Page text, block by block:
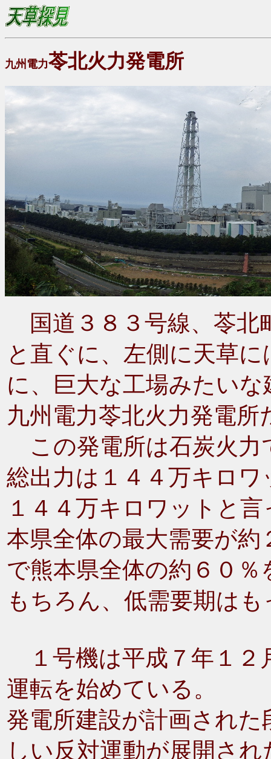
九州電力苓北火力発電所
国道３８３号線、苓北
と直ぐに、左側に天草
に、巨大な工場みたい
九州電力苓北火力発電所
この発電所は石炭火力
総出力は１４４万キロワ
１４４万キロワットと
本県全体の最大需要が
で熊本県全体の約６０
もちろん、低需要期は
１号機は平成７年１２
運転を始めている。
発電所建設が計画され
しい反対運動が展開され